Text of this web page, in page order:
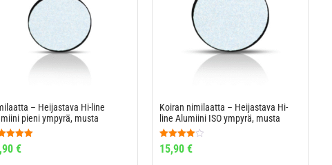
– Heijastava Hi-line
pieni ympyrä, musta
€
Koiran nimilaatta – Heijastava Hi-
line Alumiini ISO ympyrä, musta
Arvostelu
tuotteesta:
15,90 €